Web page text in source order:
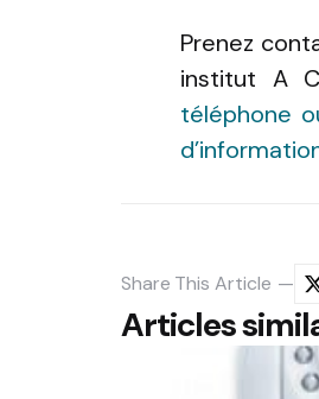
Prenez
institut A
téléphone
Share This Article
Articles